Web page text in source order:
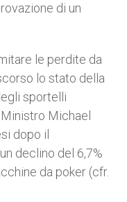
di un
le perdite da
lo stato della
sportelli
Michael
dopo il
declino del 6,7%
da poker (cfr.